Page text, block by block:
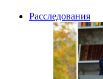
Расследования